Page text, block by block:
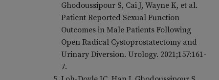
Ghodoussipour S, Cai J, Wayne K, et al.
Patient Reported Sexual Function
Outcomes in Male Patients Following
Open Radical Cystoprostatectomy and
Urinary Diversion. Urology. 2021;157:161-
7.